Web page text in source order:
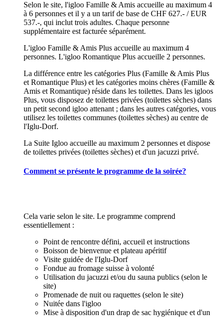
Selon le site, l'igloo Famille & Amis accueille au maximum 4
à 6 personnes et il y a un tarif de base de CHF 627.- / EUR
537.-, qui inclut trois adultes. Chaque personne
supplémentaire est facturée séparément.
L'igloo Famille & Amis Plus accueille au maximum 4
personnes. L'igloo Romantique Plus accueille 2 personnes.
La différence entre les catégories Plus (Famille & Amis Plus
et Romantique Plus) et les catégories moins chères (Famille &
Amis et Romantique) réside dans les toilettes. Dans les igloos
Plus, vous disposez de toilettes privées (toilettes sèches) dans
un petit second igloo attenant ; dans les autres catégories, vous
utilisez les toilettes communes (toilettes sèches) au centre de
l'Iglu-Dorf.
La Suite Igloo accueille au maximum 2 personnes et dispose
de toilettes privées (toilettes sèches) et d'un jacuzzi privé.
Comment se présente le programme de la soirée?
Cela varie selon le site. Le programme comprend
essentiellement :
Point de rencontre défini, accueil et instructions
Boisson de bienvenue et plateau apéritif
Visite guidée de l'Iglu-Dorf
Fondue au fromage suisse à volonté
Utilisation du jacuzzi et/ou du sauna publics (selon le
site)
Promenade de nuit ou raquettes (selon le site)
Nuitée dans l'igloo
Mise à disposition d'un drap de sac hygiénique et d'un